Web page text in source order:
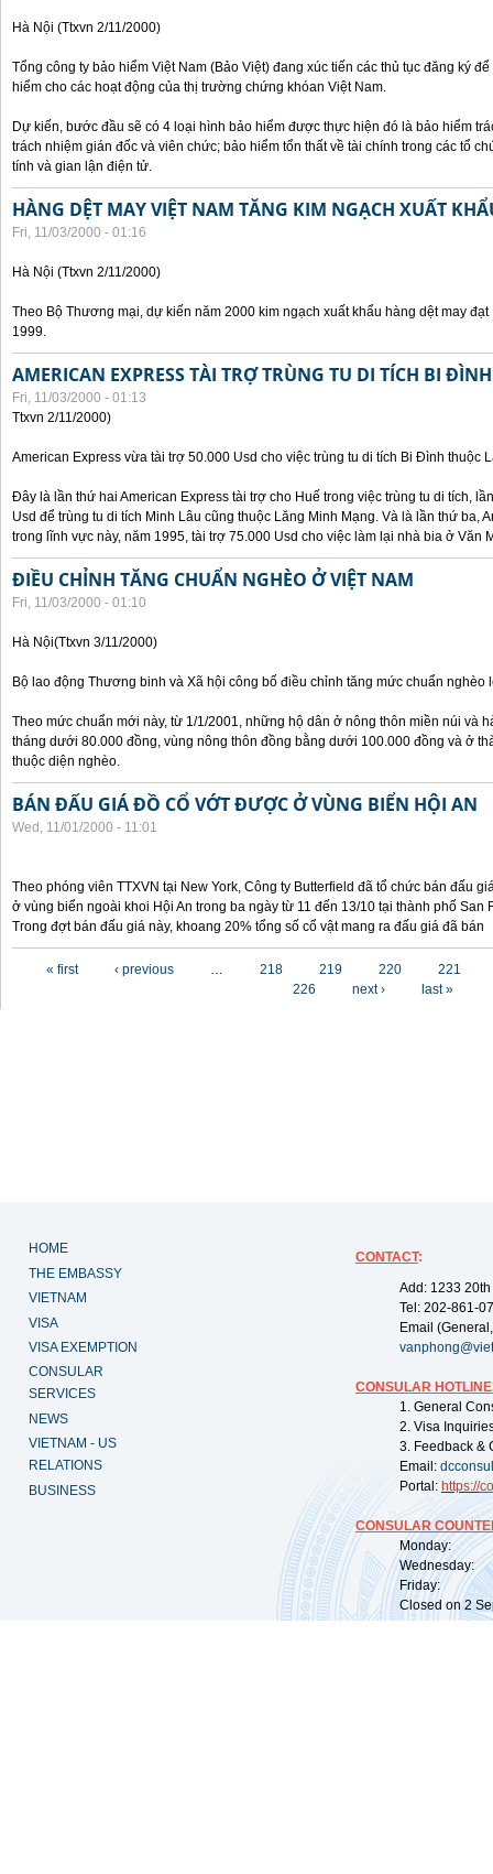
Hà Nội (Ttxvn 2/11/2000)
Tổng công ty bảo hiểm Việt Nam (Bảo Việt) đang xúc tiến các thủ tục đăng ký
hiểm cho các hoạt động của thị trường chứng khóan Việt Nam.
Dự kiến, bước đầu sẽ có 4 loại hình bảo hiểm được thực hiện đó là bảo hiểm
trách nhiệm gián đốc và viên chức; bảo hiểm tổn thất về tài chính trong các tổ
tính và gian lận điện tử.
HÀNG DỆT MAY VIỆT NAM TĂNG KIM NGẠCH XUẤT
Fri, 11/03/2000 - 01:16
Hà Nội (Ttxvn 2/11/2000)
Theo Bộ Thương mại, dự kiến năm 2000 kim ngạch xuất khẩu hàng dệt may
1999.
AMERICAN EXPRESS TÀI TRỢ TRÙNG TU DI TÍCH BI ĐÌNH
Fri, 11/03/2000 - 01:13
Ttxvn 2/11/2000)
American Express vừa tài trợ 50.000 Usd cho việc trùng tu di tích Bi Đình thuộc
Đây là lần thứ hai American Express tài trợ cho Huế trong việc trùng tu di tích,
Usd để trùng tu di tích Minh Lâu cũng thuộc Lăng Minh Mạng. Và là lần thứ ba,
trong lĩnh vực này, năm 1995, tài trợ 75.000 Usd cho việc làm lại nhà bia ở Văn
ĐIỀU CHỈNH TĂNG CHUẨN NGHÈO Ở VIỆT NAM
Fri, 11/03/2000 - 01:10
Hà Nội(Ttxvn 3/11/2000)
Bộ lao động Thương binh và Xã hội công bố điều chỉnh tăng mức chuẩn nghèo
Theo mức chuẩn mới này, từ 1/1/2001, những hộ dân ở nông thôn miền núi và
tháng dưới 80.000 đồng, vùng nông thôn đồng bằng dưới 100.000 đồng và ở
thuộc diện nghèo.
BÁN ĐẤU GIÁ ĐỒ CỔ VỚT ĐƯỢC Ở VÙNG BIỂN HỘI AN
Wed, 11/01/2000 - 11:01
Theo phóng viên TTXVN tại New York, Công ty Butterfield đã tổ chức bán đấu
ở vùng biển ngoài khoi Hội An trong ba ngày từ 11 đến 13/10 tại thành phố San
Trong đợt bán đấu giá này, khoang 20% tổng số cổ vật mang ra đấu giá đã bán
« first ‹ previous … 218 219 220
221
226
next › last »
HOME
THE EMBASSY
VIETNAM
VISA
VISA EXEMPTION
CONSULAR
SERVICES
NEWS
VIETNAM - US
RELATIONS
BUSINESS
CONTACT:
Add: 1233
Tel: 202-861-
Email
CONSULAR
1. General
2. Visa
3. Feedback &
Email:
Portal: https://
CONSULAR
Monday:
Wednesday:
Friday:
Closed on 2